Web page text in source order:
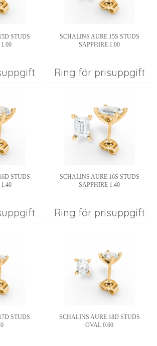
STUDS
SCHALINS AURE 15S STUDS
SAPPHIRE 1.00
Ring för prisuppgift
STUDS
SCHALINS AURE 16S STUDS
SAPPHIRE 1.40
Ring för prisuppgift
STUDS
SCHALINS AURE 18D STUDS
OVAL 0.60